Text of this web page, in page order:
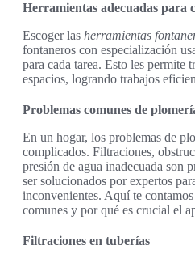
Herramientas adecuadas para
Escoger las herramientas
fontaneros con especialización
para cada tarea. Esto les permite
espacios, logrando trabajos
Problemas comunes de
En un hogar, los problemas de
complicados. Filtraciones,
presión de agua inadecuada son
ser solucionados por expertos
inconvenientes. Aquí te
comunes y por qué es crucial el
Filtraciones en tuberías